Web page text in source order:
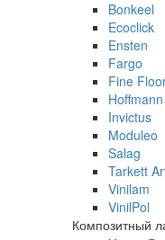
Bonkeel
Ecoclick
Ensten
Fargo
Fine
Hoffmann
Invictus
Moduleo
Salag
Tarkett
Vinilam
VinilPol
Композитный